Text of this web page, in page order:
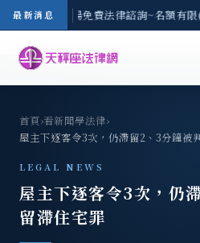
最新消息
-8/3(一) 現場免費法律諮詢~名額有
首頁›看新聞學法律›
屋主下逐客令3次，仍滯留2、3分鐘被
LEGAL NEWS
屋主下逐客令3次，仍
留滯住宅罪